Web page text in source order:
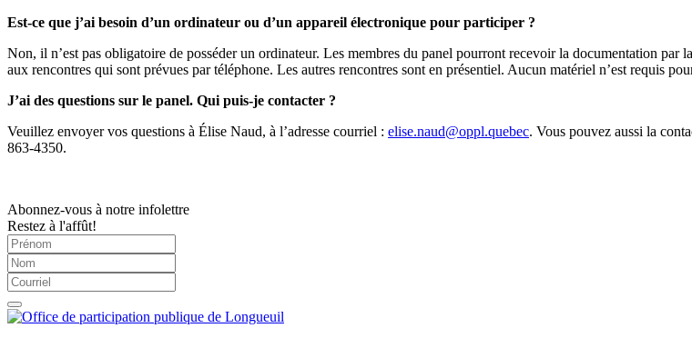
Est-ce que j’ai besoin d’un ordinateur ou d’un appareil électronique pour participer ?
Non, il n’est pas obligatoire de posséder un ordinateur. Les membres du panel pourront recevoir la documentation
aux rencontres qui sont prévues par téléphone. Les autres rencontres sont en présentiel. Aucun matériel n’est requis
J’ai des questions sur le panel. Qui puis-je contacter ?
Veuillez envoyer vos questions à Élise Naud, à l’adresse courriel : elise.naud@oppl.quebec. Vous pouvez aussi la
863-4350.
Abonnez-vous à notre infolettre
Restez à l'affût!